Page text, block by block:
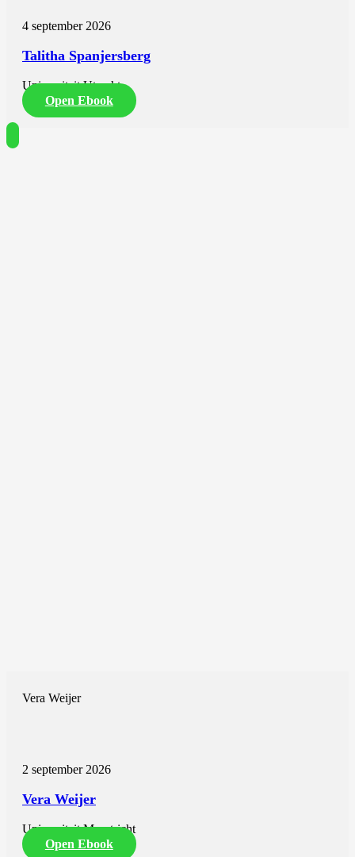
4 september 2026
Talitha Spanjersberg
Universiteit Utrecht
Open Ebook
Vera Weijer
2 september 2026
Vera Weijer
Universiteit Maastricht
Open Ebook